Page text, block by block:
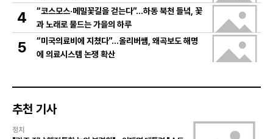
4
“코스모스·메밀꽃길을 걷는다”…하동 북천 들녘, 꽃
과 노래로 물드는 가을의 하루
5
“미국의료비에 지쳤다”…올리버쌤, 왜곡보도 해명
에 의료시스템 논쟁 확산
추천 기사
정치